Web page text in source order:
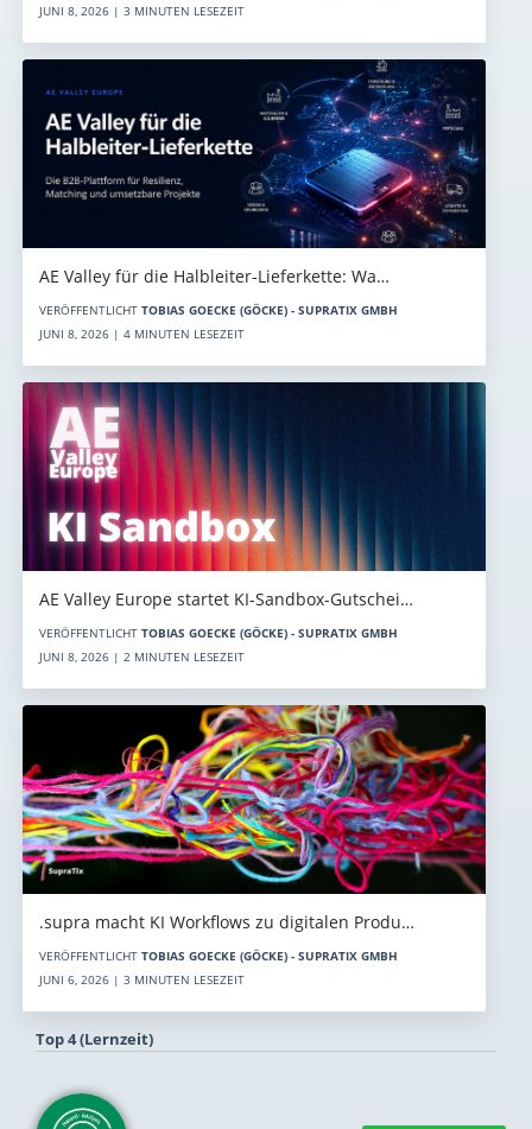
JUNI 8, 2026 | 3 MINUTEN LESEZEIT
AE Valley für die Halbleiter-Lieferkette: Wa…
VERÖFFENTLICHT TOBIAS GOECKE (GÖCKE) - SUPRATIX GMBH
JUNI 8, 2026 | 4 MINUTEN LESEZEIT
AE Valley Europe startet KI-Sandbox-Gutschei…
VERÖFFENTLICHT TOBIAS GOECKE (GÖCKE) - SUPRATIX GMBH
JUNI 8, 2026 | 2 MINUTEN LESEZEIT
.supra macht KI Workflows zu digitalen Produ…
VERÖFFENTLICHT TOBIAS GOECKE (GÖCKE) - SUPRATIX GMBH
JUNI 6, 2026 | 3 MINUTEN LESEZEIT
Top 4 (Lernzeit)